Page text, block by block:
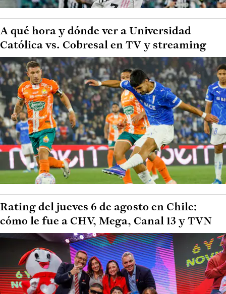
A qué hora y dónde ver a Universidad
Católica vs. Cobresal en TV y streaming
Rating del jueves 6 de agosto en Chile:
cómo le fue a CHV, Mega, Canal 13 y TVN